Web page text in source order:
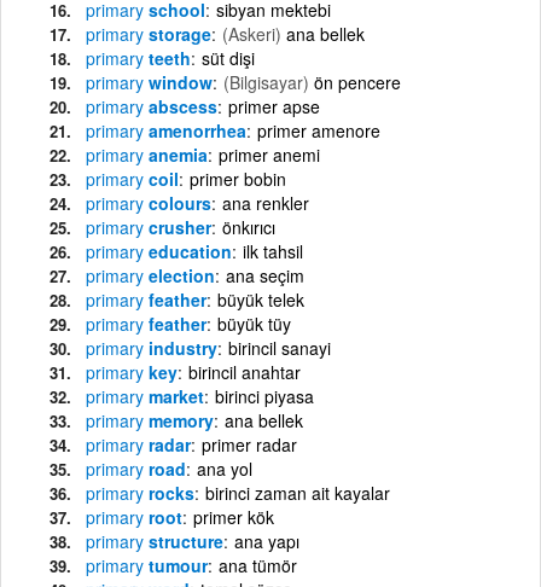
primary school sibyan mektebi
primary storage (Askeri) ana bellek
primary teeth süt dişi
primary window (Bilgisayar) ön pencere
primary abscess primer apse
primary amenorrhea primer amenore
primary anemia primer anemi
primary coil primer bobin
primary colours ana renkler
primary crusher önkırıcı
primary education ilk tahsil
primary election ana seçim
primary feather büyük telek
primary feather büyük tüy
primary industry birincil sanayi
primary key birincil anahtar
primary market birinci piyasa
primary memory ana bellek
primary radar primer radar
primary road ana yol
primary rocks birinci zaman ait kayalar
primary root primer kök
primary structure ana yapı
primary tumour ana tümör